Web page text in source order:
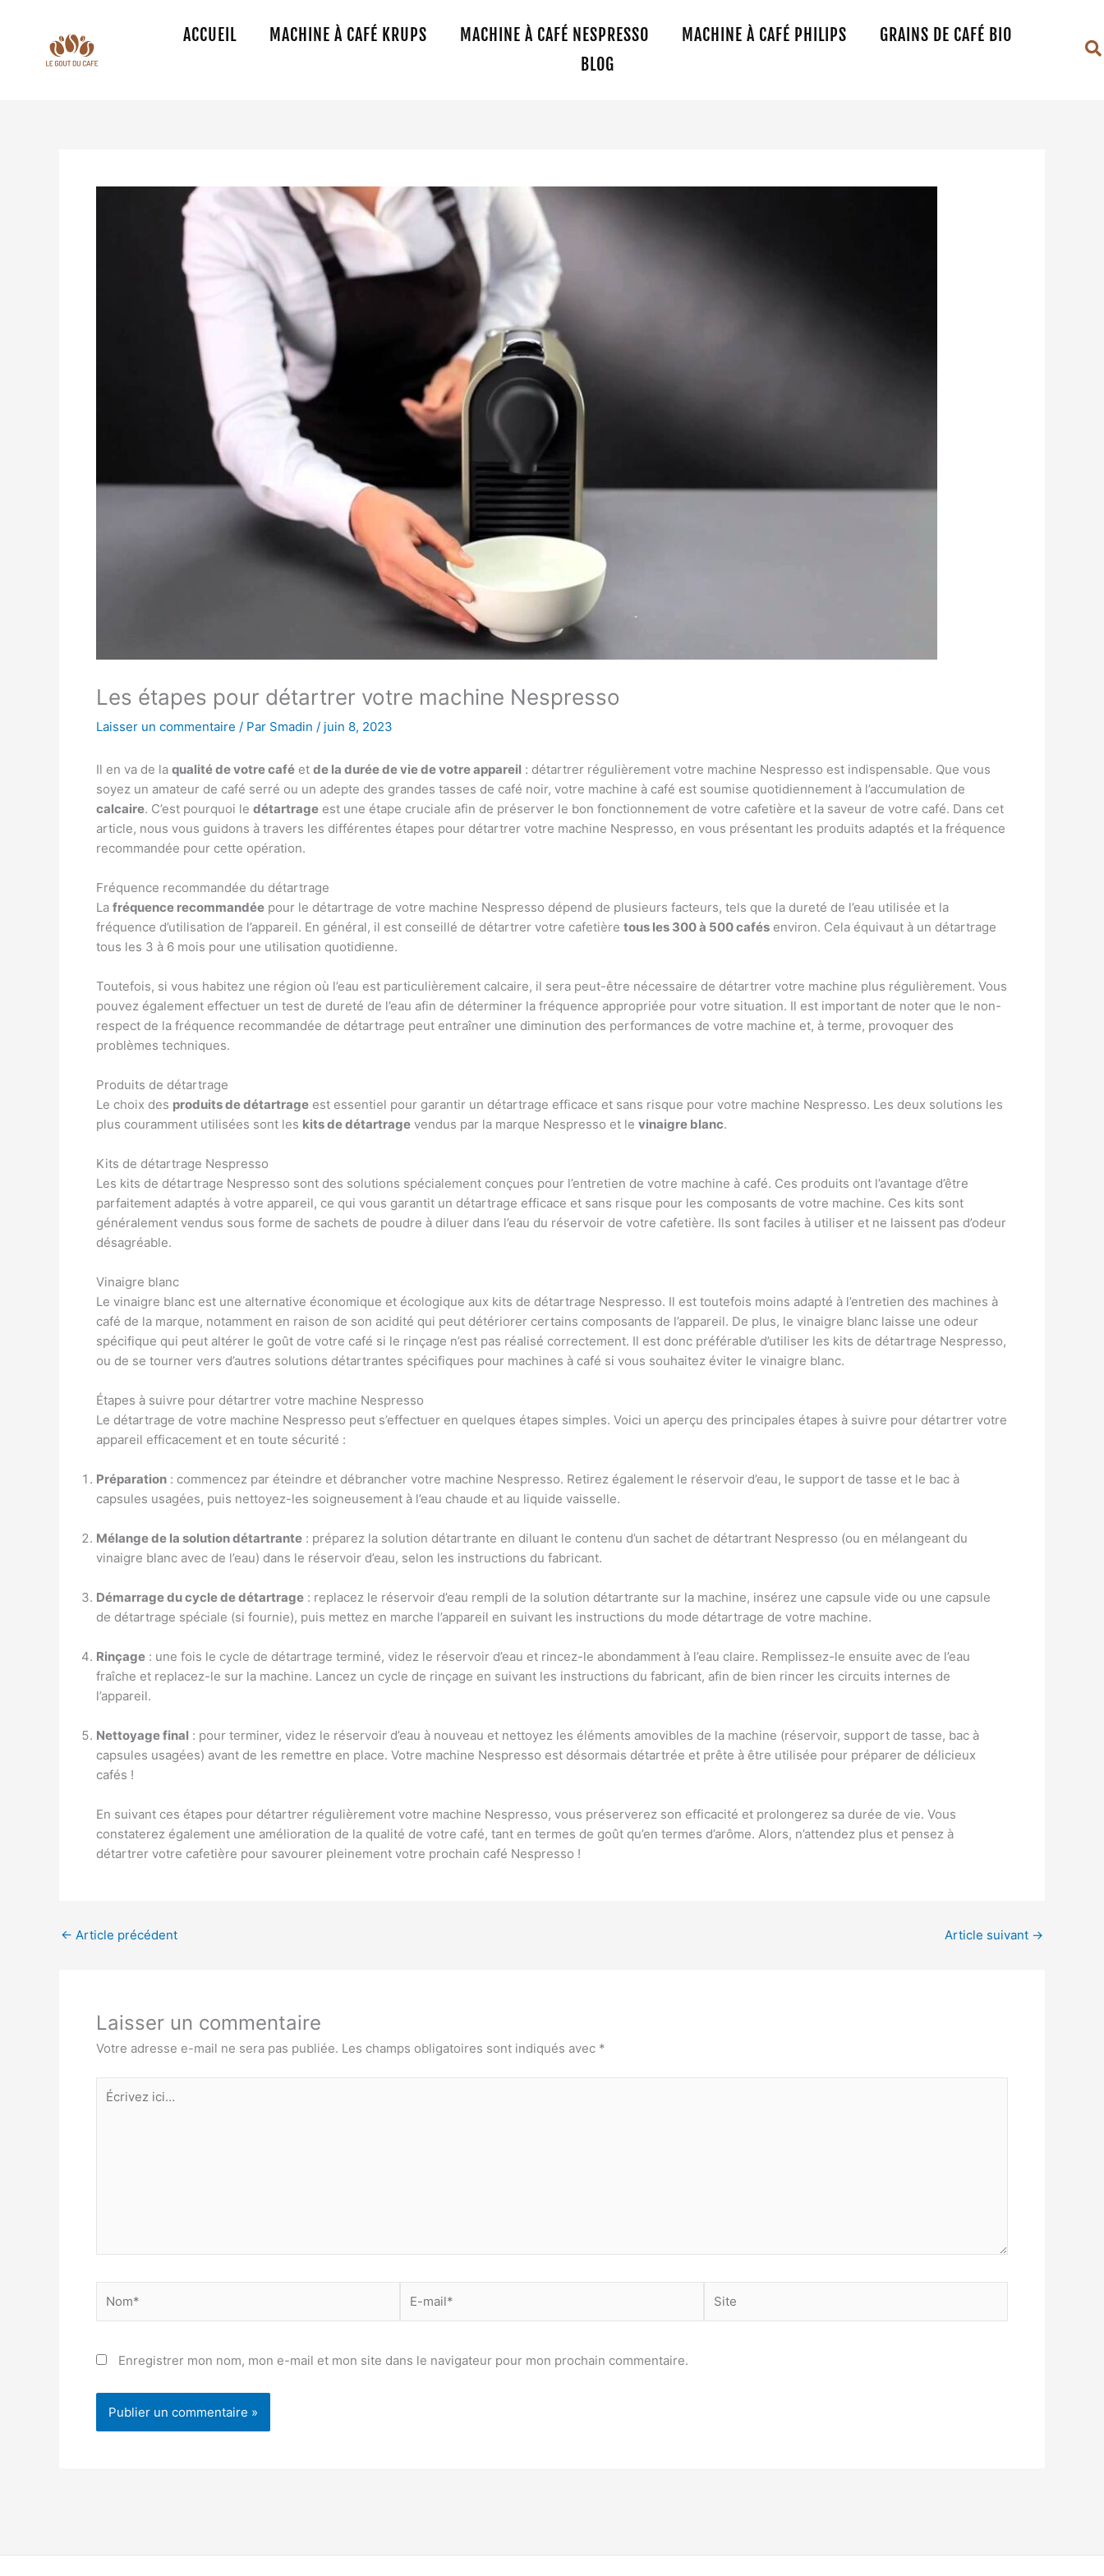
ACCUEIL MACHINE À CAFÉ KRUPS MACHINE À CAFÉ NESPRESSO MACHINE À CAFÉ PHILIPS
GRAINS DE CAFÉ BIO
BLOG
Les étapes pour détartrer votre machine Nespresso
Laisser un commentaire / Par Smadin / juin 8, 2023
Il en va de la qualité de votre café et de la durée de vie de votre appareil : détartrer régulièrement votre machine Nespresso est indispensable. Que vous
soyez un amateur de café serré ou un adepte des grandes tasses de café noir, votre machine à café est soumise quotidiennement à l’accumulation de
calcaire. C’est pourquoi le détartrage est une étape cruciale afin de préserver le bon fonctionnement de votre cafetière et la saveur de votre café. Dans cet
article, nous vous guidons à travers les différentes étapes pour détartrer votre machine Nespresso, en vous présentant les produits adaptés et la fréquence
recommandée pour cette opération.
Fréquence recommandée du détartrage
La fréquence recommandée pour le détartrage de votre machine Nespresso dépend de plusieurs facteurs, tels que la dureté de l’eau utilisée et la
fréquence d’utilisation de l’appareil. En général, il est conseillé de détartrer votre cafetière tous les 300 à 500 cafés environ. Cela équivaut à un détartrage
tous les 3 à 6 mois pour une utilisation quotidienne.
Toutefois, si vous habitez une région où l’eau est particulièrement calcaire, il sera peut-être nécessaire de détartrer votre machine plus régulièrement. Vous
pouvez également effectuer un test de dureté de l’eau afin de déterminer la fréquence appropriée pour votre situation. Il est important de noter que le non-
respect de la fréquence recommandée de détartrage peut entraîner une diminution des performances de votre machine et, à terme, provoquer des
problèmes techniques.
Produits de détartrage
Le choix des produits de détartrage est essentiel pour garantir un détartrage efficace et sans risque pour votre machine Nespresso. Les deux solutions les
plus couramment utilisées sont les kits de détartrage vendus par la marque Nespresso et le vinaigre blanc.
Kits de détartrage Nespresso
Les kits de détartrage Nespresso sont des solutions spécialement conçues pour l’entretien de votre machine à café. Ces produits ont l’avantage d’être
parfaitement adaptés à votre appareil, ce qui vous garantit un détartrage efficace et sans risque pour les composants de votre machine. Ces kits sont
généralement vendus sous forme de sachets de poudre à diluer dans l’eau du réservoir de votre cafetière. Ils sont faciles à utiliser et ne laissent pas d’odeur
désagréable.
Vinaigre blanc
Le vinaigre blanc est une alternative économique et écologique aux kits de détartrage Nespresso. Il est toutefois moins adapté à l’entretien des machines à
café de la marque, notamment en raison de son acidité qui peut détériorer certains composants de l’appareil. De plus, le vinaigre blanc laisse une odeur
spécifique qui peut altérer le goût de votre café si le rinçage n’est pas réalisé correctement. Il est donc préférable d’utiliser les kits de détartrage Nespresso,
ou de se tourner vers d’autres solutions détartrantes spécifiques pour machines à café si vous souhaitez éviter le vinaigre blanc.
Étapes à suivre pour détartrer votre machine Nespresso
Le détartrage de votre machine Nespresso peut s’effectuer en quelques étapes simples. Voici un aperçu des principales étapes à suivre pour détartrer votre
appareil efficacement et en toute sécurité :
Préparation : commencez par éteindre et débrancher votre machine Nespresso. Retirez également le réservoir d’eau, le support de tasse et le bac à
capsules usagées, puis nettoyez-les soigneusement à l’eau chaude et au liquide vaisselle.
Mélange de la solution détartrante : préparez la solution détartrante en diluant le contenu d’un sachet de détartrant Nespresso (ou en mélangeant du
vinaigre blanc avec de l’eau) dans le réservoir d’eau, selon les instructions du fabricant.
Démarrage du cycle de détartrage : replacez le réservoir d’eau rempli de la solution détartrante sur la machine, insérez une capsule vide ou une capsule
de détartrage spéciale (si fournie), puis mettez en marche l’appareil en suivant les instructions du mode détartrage de votre machine.
Rinçage : une fois le cycle de détartrage terminé, videz le réservoir d’eau et rincez-le abondamment à l’eau claire. Remplissez-le ensuite avec de l’eau
fraîche et replacez-le sur la machine. Lancez un cycle de rinçage en suivant les instructions du fabricant, afin de bien rincer les circuits internes de
l’appareil.
Nettoyage final : pour terminer, videz le réservoir d’eau à nouveau et nettoyez les éléments amovibles de la machine (réservoir, support de tasse, bac à
capsules usagées) avant de les remettre en place. Votre machine Nespresso est désormais détartrée et prête à être utilisée pour préparer de délicieux
cafés !
En suivant ces étapes pour détartrer régulièrement votre machine Nespresso, vous préserverez son efficacité et prolongerez sa durée de vie. Vous
constaterez également une amélioration de la qualité de votre café, tant en termes de goût qu’en termes d’arôme. Alors, n’attendez plus et pensez à
détartrer votre cafetière pour savourer pleinement votre prochain café Nespresso !
← Article précédent Article suivant →
Laisser un commentaire
Votre adresse e-mail ne sera pas publiée. Les champs obligatoires sont indiqués avec *
Écrivez
ici…
mail*
Enregistrer mon nom, mon e-mail et mon site dans le navigateur pour mon prochain commentaire.